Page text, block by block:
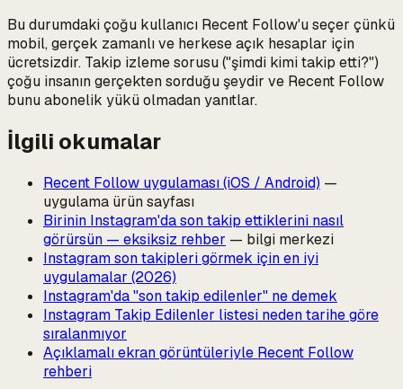
Bu durumdaki çoğu kullanıcı Recent Follow'u seçer çünkü
mobil, gerçek zamanlı ve herkese açık hesaplar için
ücretsizdir. Takip izleme sorusu ("şimdi kimi takip etti?")
çoğu insanın gerçekten sorduğu şeydir ve Recent Follow
bunu abonelik yükü olmadan yanıtlar.
İlgili okumalar
Recent Follow uygulaması (iOS / Android) —
uygulama ürün sayfası
Birinin Instagram'da son takip ettiklerini nasıl
görürsün — eksiksiz rehber — bilgi merkezi
Instagram son takipleri görmek için en iyi
uygulamalar (2026)
Instagram'da "son takip edilenler" ne demek
Instagram Takip Edilenler listesi neden tarihe göre
sıralanmıyor
Açıklamalı ekran görüntüleriyle Recent Follow
rehberi